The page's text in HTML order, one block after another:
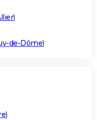
)
de-Dôme)
)